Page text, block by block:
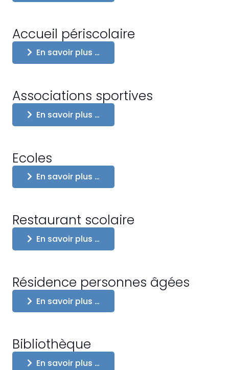
Accueil périscolaire
En savoir plus …
Associations sportives
En savoir plus …
Ecoles
En savoir plus …
Restaurant scolaire
En savoir plus …
Résidence personnes âgées
En savoir plus …
Bibliothèque
En savoir plus …